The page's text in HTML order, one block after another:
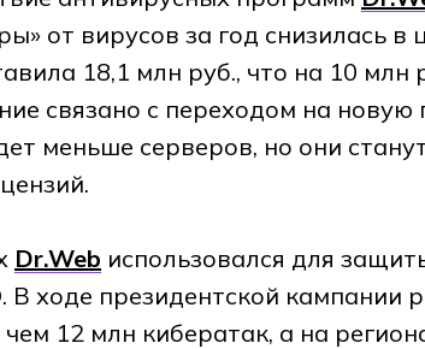
от вирусов за год снизилась в
18,1 млн руб., что на 10 млн
связано с переходом на
меньше серверов, но они
Dr.Web использовался для
В ходе президентской кампании
чем 12 млн кибератак, а на